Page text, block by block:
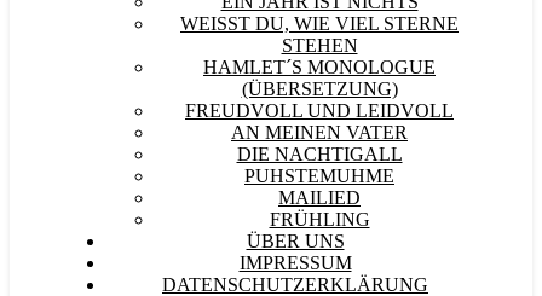
WEISST DU, WIE VIEL STERNE S
TEHEN
HAMLET´S MONOLOGUE
(ÜBERSETZUNG)
FREUDVOLL UND LEIDVOLL
AN MEINEN VATER
DIE NACHTIGALL
PUHSTEMUHME
MAILIED
FRÜHLING
ÜBER UNS
IMPRESSUM
DATENSCHUTZERKLÄRUNG